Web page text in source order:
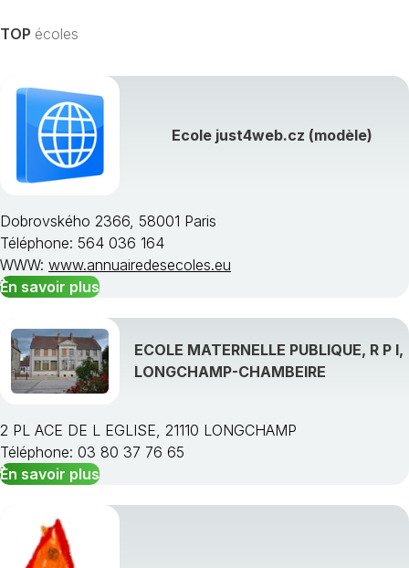
Afficher toutes les spécialités de formation »
Choisissez une région
TOP écoles
Ecole just4web.cz (modèle)
Dobrovského 2366, 58001 Paris
Téléphone: 564 036 164
WWW: www.annuairedesecoles.eu
En savoir plus
ECOLE MATERNELLE PUBLIQUE, R P I,
LONGCHAMP-CHAMBEIRE
2 PL ACE DE L EGLISE, 21110 LONGCHAMP
Téléphone: 03 80 37 76 65
En savoir plus